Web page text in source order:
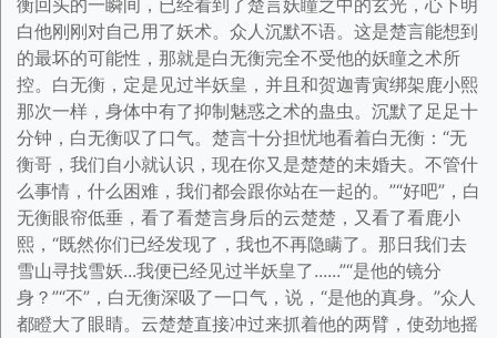
衡回头的一瞬间，已经看到了楚言妖瞳之中的玄光，心下明
白他刚刚对自己用了妖术。众人沉默不语。这是楚言能想到
的最坏的可能性，那就是白无衡完全不受他的妖瞳之术所
控。白无衡，定是见过半妖皇，并且和贺迦青寅绑架鹿小熙
那次一样，身体中有了抑制魅惑之术的蛊虫。沉默了足足十
分钟，白无衡叹了口气。楚言十分担忧地看着白无衡：“无
衡哥，我们自小就认识，现在你又是楚楚的未婚夫。不管什
么事情，什么困难，我们都会跟你站在一起的。”“好吧”，白
无衡眼帘低垂，看了看楚言身后的云楚楚，又看了看鹿小
熙，“既然你们已经发现了，我也不再隐瞒了。那日我们去
雪山寻找雪妖...我便已经见过半妖皇了......”“是他的镜分
身？”“不”，白无衡深吸了一口气，说，“是他的真身。”众人
都瞪大了眼睛。云楚楚直接冲过来抓着他的两臂，使劲地摇